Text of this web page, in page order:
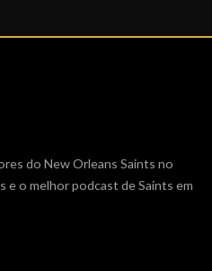
do New Orleans Saints no
e o melhor podcast de Saints em